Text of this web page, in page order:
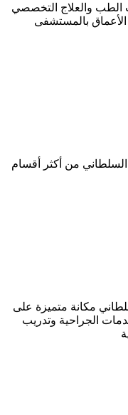
والعلاج التخصصي
بالمستشفى
من أكثر أقسام
مكانة متميزة على
الجراحية وتدريب